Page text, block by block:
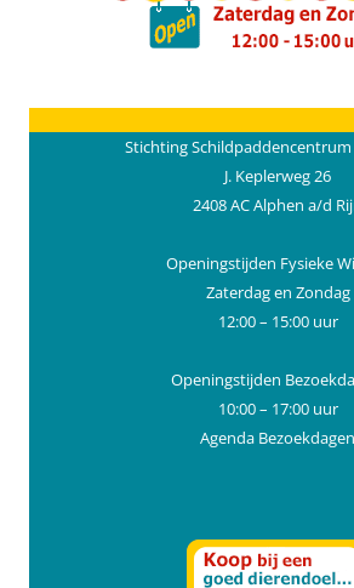
Stichting
J. Keplerweg 26
2408 AC Alphen a/d
Openingstijden Fysieke
Zaterdag en Zondag
12:00 – 15:00 uur
Openingstijden
10:00 – 17:00 uur
Agenda Bezoekdagen